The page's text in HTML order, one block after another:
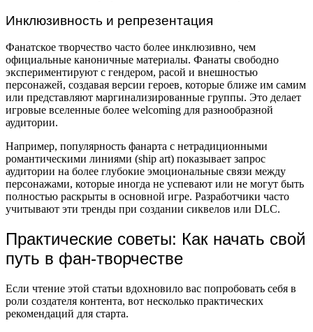
Инклюзивность и репрезентация
Фанатское творчество часто более инклюзивно, чем
официальные каноничные материалы. Фанаты свободно
экспериментируют с гендером, расой и внешностью
персонажей, создавая версии героев, которые ближе им самим
или представляют маргинализированные группы. Это делает
игровые вселенные более welcoming для разнообразной
аудитории.
Например, популярность фанарта с нетрадиционными
романтическими линиями (ship art) показывает запрос
аудитории на более глубокие эмоциональные связи между
персонажами, которые иногда не успевают или не могут быть
полностью раскрыты в основной игре. Разработчики часто
учитывают эти тренды при создании сиквелов или DLC.
Практические советы: Как начать свой
путь в фан-творчестве
Если чтение этой статьи вдохновило вас попробовать себя в
роли создателя контента, вот несколько практических
рекомендаций для старта.